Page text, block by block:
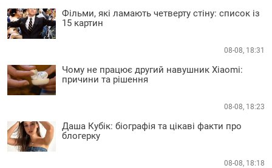
Фільми, які ламають четверту стіну: список із
15 картин
08-08, 18:31
Чому не працює другий навушник Xiaomi:
причини та рішення
08-08, 18:23
Даша Кубік: біографія та цікаві факти про
блогерку
08-08, 18:18